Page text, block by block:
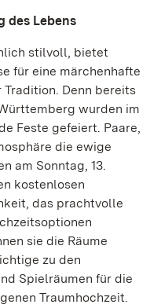
des Lebens
stilvoll, bietet
für eine märchenhafte
Denn bereits
wurden im
Feste gefeiert. Paare,
die ewige
am Sonntag, 13.
kostenlosen
das prachtvolle
sie die Räume
zu den
Spielräumen für die
Traumhochzeit.